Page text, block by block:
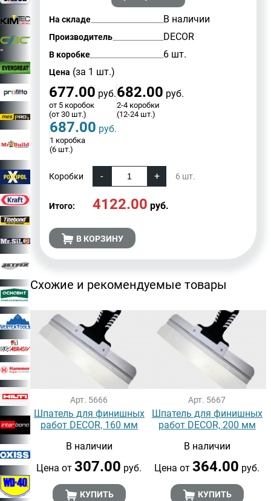
На складе В наличии
Производитель DECOR
В коробке 6 шт.
Цена (за 1 шт.)
677.00 руб.
от 5 коробок
(от 30 шт.)
682.00 руб.
2-4 коробки
(12-24 шт.)
687.00 руб.
1 коробка
(6 шт.)
Коробки 6 шт.
Итого: 4122.00 руб.
В КОРЗИНУ
Схожие и рекомендуемые товары
Арт. 5666
Шпатель для финишных
работ DECOR, 160 мм
В наличии
Цена от307.00 руб.
КУПИТЬ
Арт. 5667
Шпатель для финишных
работ DECOR, 200 мм
В наличии
Цена от364.00 руб.
КУПИТЬ